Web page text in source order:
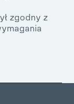
zgodny z